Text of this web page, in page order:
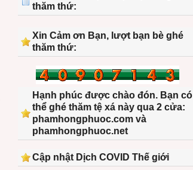
thăm thứ:
Xin Cảm ơn Bạn, lượt bạn bè ghé
thăm thứ:
Hạnh phúc được chào đón. Bạn có
thể ghé thăm tệ xá này qua 2 cửa:
phamhongphuoc.com và
phamhongphuoc.net
Cập nhật Dịch COVID Thế giới